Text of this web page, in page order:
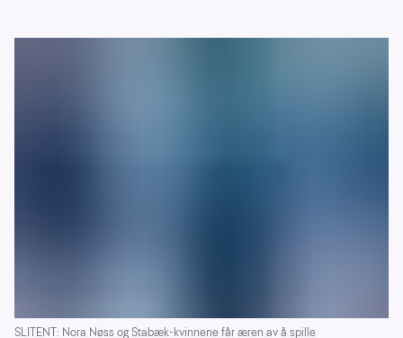
SLITENT: Nora Nøss og Stabæk-kvinnene får æren av å spille